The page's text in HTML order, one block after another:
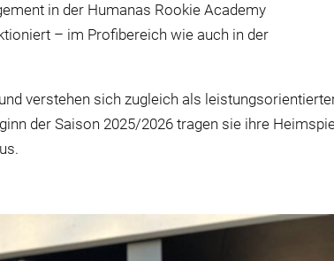
in der Humanas Rookie Academy
– im Profibereich wie auch in der
verstehen sich zugleich als
der Saison 2025/2026 tragen sie ihre